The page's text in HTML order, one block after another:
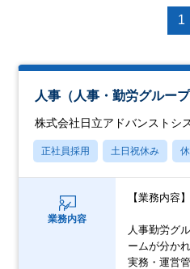
1
人事（人事・勤労グループ
株式会社日立アドバンストシ
正社員採用 土日祝休み
業務内容
【業務内容】
人事勤労グ
ームが分か
実務・運営